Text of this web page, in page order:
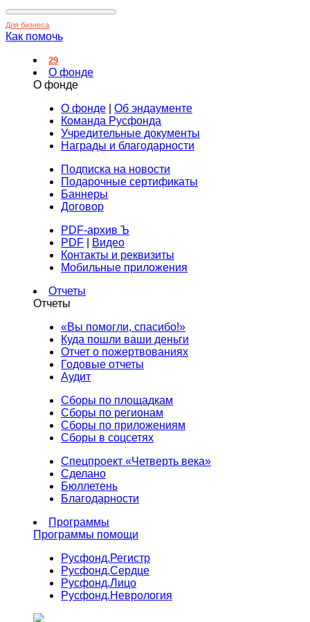
Для бизнеса
Как помочь
29
О фонде
О фонде
О фонде
Об эндаументе
Команда Русфонда
Учредительные документы
Награды и благодарности
Подписка на новости
Подарочные сертификаты
Баннеры
Договор
PDF-архив Ъ
PDF
Видео
Контакты и реквизиты
Мобильные приложения
Отчеты
Отчеты
«Вы помогли, спасибо!»
Куда пошли ваши деньги
Отчет о пожертвованиях
Годовые отчеты
Аудит
Сборы по площадкам
Сборы по регионам
Сборы по приложениям
Сборы в соцсетях
Спецпроект «Четверть века»
Сделано
Бюллетень
Благодарности
Программы
Программы помощи
Русфонд.Регистр
Русфонд.Сердце
Русфонд.Лицо
Русфонд.Неврология